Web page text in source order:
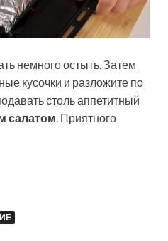
немного остыть. Затем
кусочки и разложите по
столь аппетитный
салатом. Приятного